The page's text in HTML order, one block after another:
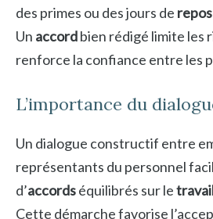
des primes ou des jours de repos
Un accordbien rédigé limite les
renforce la confiance entre les
L’importance du
Un dialogue constructif entre
représentants du personnel
d’accordséquilibrés sur le
Cette démarche favorise